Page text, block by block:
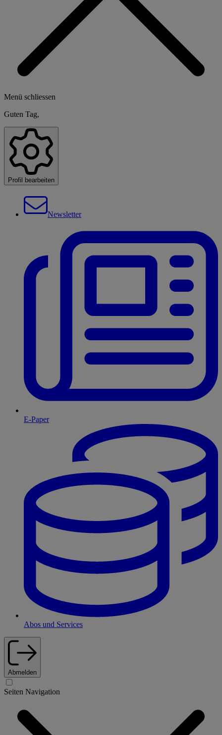
Menü schliessen
Guten Tag,
Profil bearbeiten
Newsletter
E-Paper
Abos und Services
Abmelden
Seiten Navigation